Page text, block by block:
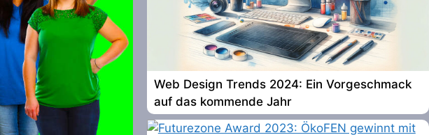
Web Design Trends 2024: Ein Vorgeschmack
auf das kommende Jahr